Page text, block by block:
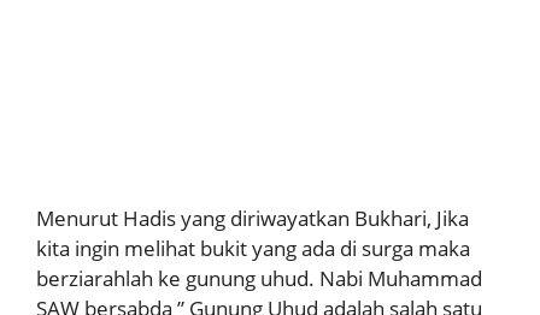
Menurut Hadis yang diriwayatkan Bukhari, Jika
kita ingin melihat bukit yang ada di surga maka
berziarahlah ke gunung uhud. Nabi Muhammad
SAW bersabda ” Gunung Uhud adalah salah satu